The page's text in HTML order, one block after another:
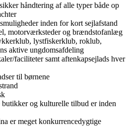
håndtering af alle typer både op
inden for kort sejlafstand
motorværksteder og brændstofanlæg
lystfiskerklub, roklub,
aktive ungdomsafdeling
faciliteter samt aftenkapsejlads hver
til børnene
butikker og kulturelle tilbud er inden
er meget konkurrencedygtige